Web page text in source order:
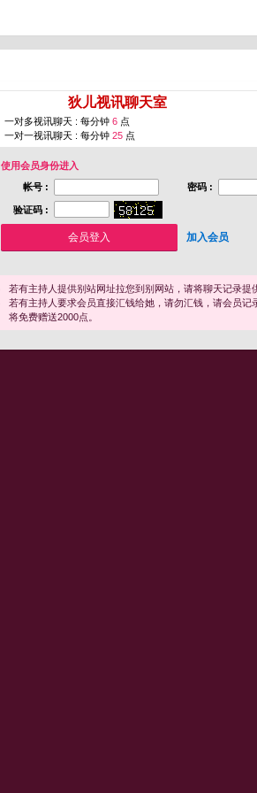
狄儿视讯聊天室
一对多视讯聊天 : 每分钟 6 点
一对一视讯聊天 : 每分钟 25 点
使用会员身份进入
帐号 :
密码 :
验证码 :
加入会员
若有主持人提供别站网址拉您到别网站，请将聊天记录提
若有主持人要求会员直接汇钱给她，请勿汇钱，请会员
将免费赠送2000点。